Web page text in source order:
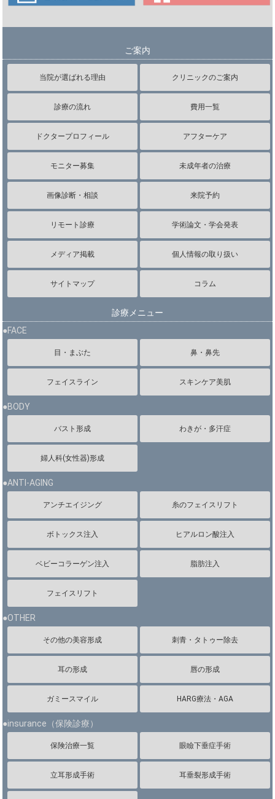
ご案内
当院が選ばれる理由 クリニックのご案内
診療の流れ 費用一覧
ドクタープロフィール アフターケア
モニター募集 未成年者の治療
画像診断・相談 来院予約
リモート診療 学術論文・学会発表
メディア掲載 個人情報の取り扱い
サイトマップ コラム
診療メニュー
●FACE
目・まぶた 鼻・鼻先
フェイスライン スキンケア美肌
●BODY
バスト形成 わきが・多汗症
婦人科(女性器)形成
●ANTI-AGING
アンチエイジング 糸のフェイスリフト
ボトックス注入 ヒアルロン酸注入
ベビーコラーゲン注入 脂肪注入
フェイスリフト
●OTHER
その他の美容形成 刺青・タトゥー除去
耳の形成 唇の形成
ガミースマイル HARG療法・AGA
●insurance（保険診療）
保険治療一覧 眼瞼下垂症手術
立耳形成手術 耳垂裂形成手術